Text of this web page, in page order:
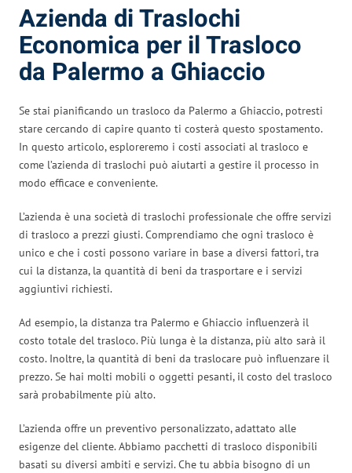
Azienda di Traslochi
Economica per il Trasloco
da Palermo a Ghiaccio
Se stai pianificando un trasloco da Palermo a Ghiaccio, potresti
stare cercando di capire quanto ti costerà questo spostamento.
In questo articolo, esploreremo i costi associati al trasloco e
come l’azienda di traslochi può aiutarti a gestire il processo in
modo efficace e conveniente.
L’azienda è una società di traslochi professionale che offre servizi
di trasloco a prezzi giusti. Comprendiamo che ogni trasloco è
unico e che i costi possono variare in base a diversi fattori, tra
cui la distanza, la quantità di beni da trasportare e i servizi
aggiuntivi richiesti.
Ad esempio, la distanza tra Palermo e Ghiaccio influenzerà il
costo totale del trasloco. Più lunga è la distanza, più alto sarà il
costo. Inoltre, la quantità di beni da traslocare può influenzare il
prezzo. Se hai molti mobili o oggetti pesanti, il costo del trasloco
sarà probabilmente più alto.
L’azienda offre un preventivo personalizzato, adattato alle
esigenze del cliente. Abbiamo pacchetti di trasloco disponibili
basati su diversi ambiti e servizi. Che tu abbia bisogno di un